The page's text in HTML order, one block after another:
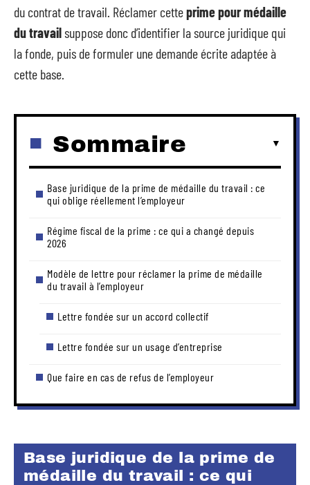
du contrat de travail. Réclamer cetteprime pour médaille
du travailsuppose donc d’identifier la source juridique qui
la fonde, puis de formuler une demande écrite adaptée à
cette base.
Sommaire
Base juridique de la prime de médaille du travail : ce
qui oblige réellement l’employeur
Régime fiscal de la prime : ce qui a changé depuis
2026
Modèle de lettre pour réclamer la prime de médaille
du travail à l’employeur
Lettre fondée sur un accord collectif
Lettre fondée sur un usage d’entreprise
Que faire en cas de refus de l’employeur
Base juridique de la prime de
médaille du travail : ce qui